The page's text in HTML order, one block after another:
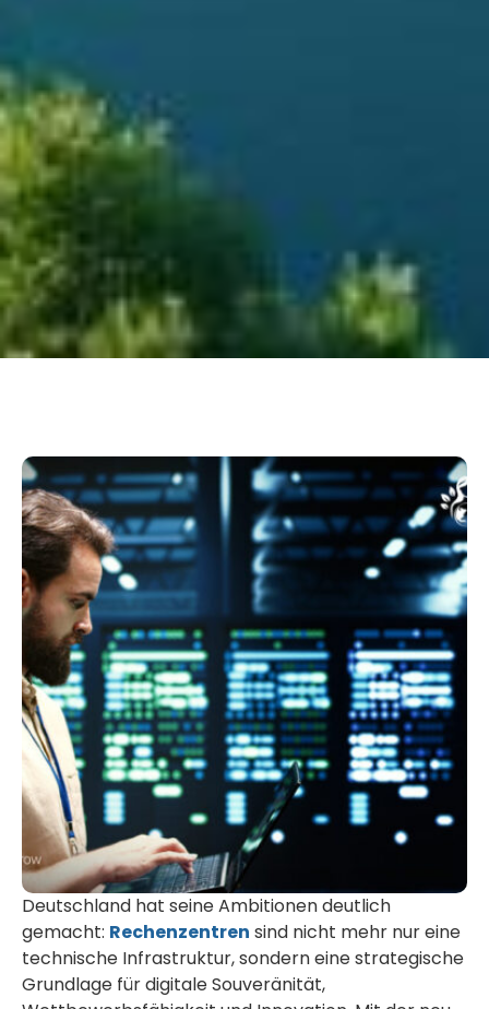
Deutschland hat seine Ambitionen deutlich
gemacht: Rechenzentren sind nicht mehr nur eine
technische Infrastruktur, sondern eine strategische
Grundlage für digitale Souveränität,